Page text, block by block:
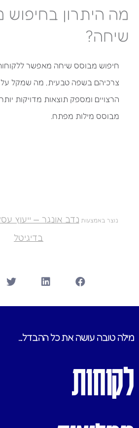
מה היתרון בחיפוש
שיחה?
חיפוש מבוסס שיחה מאפשר
צרכיהם בשפה טבעית, מה שמקל על
הרצויים ומספק תוצאות מדויקות
מבוסס מילות מפתח.
נוצר באמצעות נדב אונגר — ייעוץ
בדיגיטל
מילה טובה עושה את כל ההבדל...
לקוחות